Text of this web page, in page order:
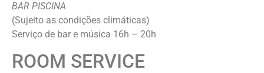
BAR PISCINA
(Sujeito as condições climáticas)
Serviço de bar e música 16h – 20h
ROOM SERVICE